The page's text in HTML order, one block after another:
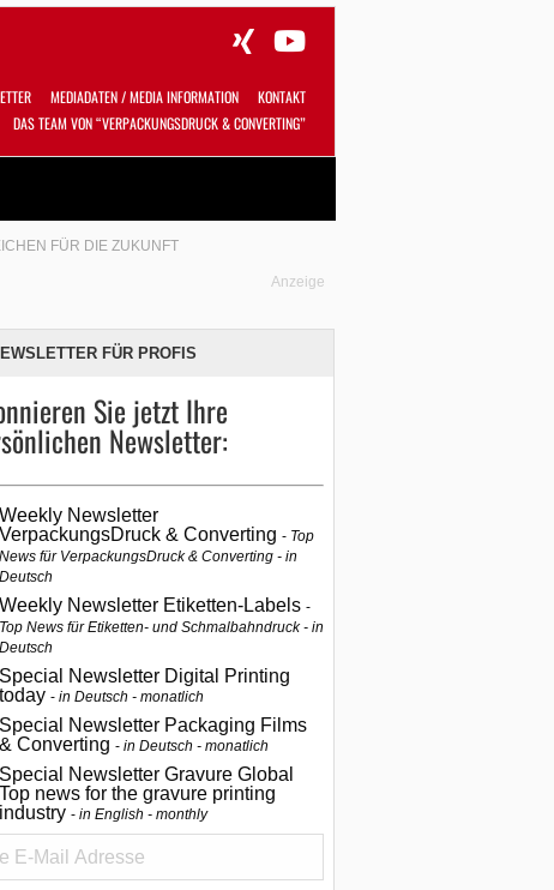
MEDIADATEN / MEDIA INFORMATION
KONTAKT
DAS TEAM VON “VERPACKUNGSDRUCK & CONVERTING”
FÜR DIE ZUKUNFT
Anzeige
FÜR PROFIS
Sie jetzt Ihre
Newsletter:
Weekly Newsletter
VerpackungsDruck & Converting Top
News für VerpackungsDruck & Converting - in
Deutsch
Weekly Newsletter Etiketten-Labels
Top News für Etiketten- und Schmalbahndruck - in
Deutsch
Special Newsletter Digital Printing
today in Deutsch - monatlich
Special Newsletter Packaging Films
& Converting in Deutsch - monatlich
Special Newsletter Gravure Global
Top news for the gravure printing
industry in English - monthly